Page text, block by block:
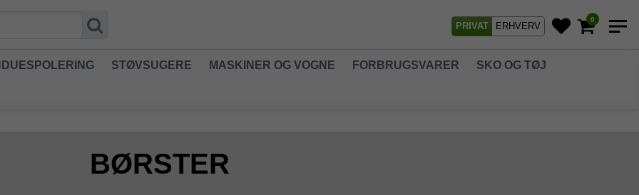
PRIVAT ERHVERV
0
STØVSUGERE MASKINER OG VOGNE FORBRUGSVARER SKO OG TØJ
BØRSTER